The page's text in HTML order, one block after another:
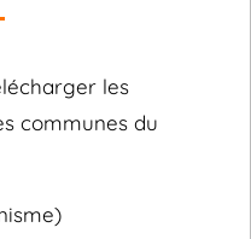
les
communes du